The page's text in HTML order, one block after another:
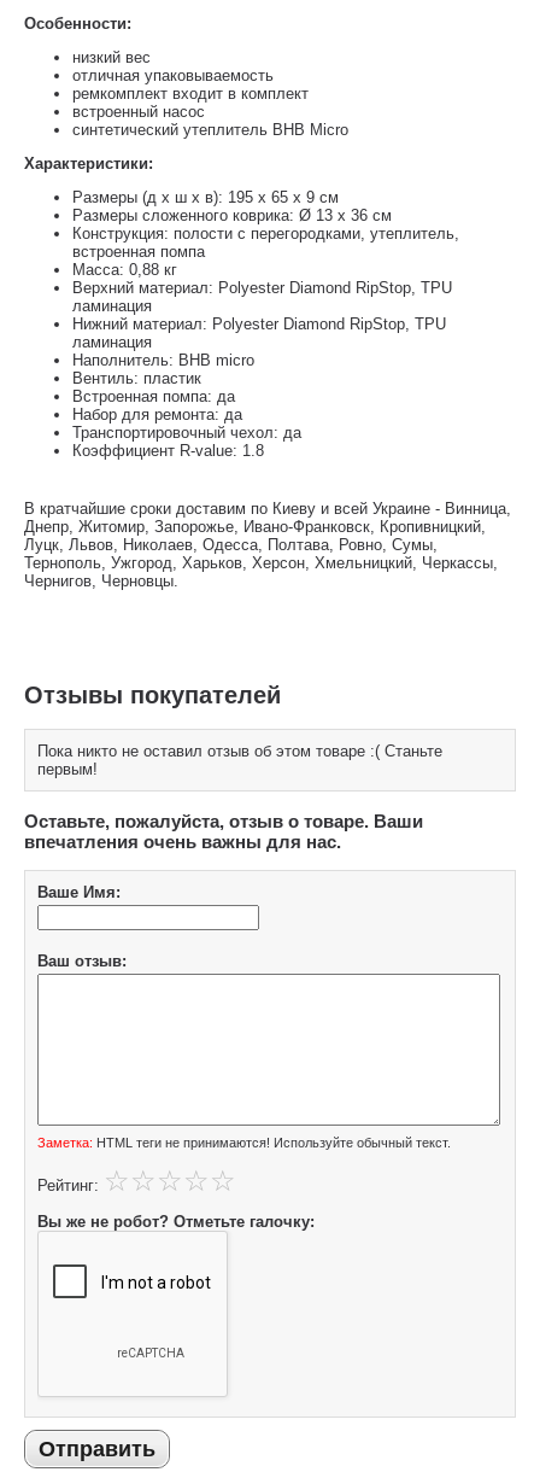
Особенности:
низкий вес
отличная упаковываемость
ремкомплект входит в комплект
встроенный насос
синтетический утеплитель BHB Micro
Характеристики:
Размеры (д x ш x в): 195 x 65 x 9 см
Размеры сложенного коврика: Ø 13 x 36 см
Конструкция: полости c перегородками, утеплитель,
встроенная помпа
Масса: 0,88 кг
Верхний материал: Polyester Diamond RipStop, TPU
ламинация
Нижний материал: Polyester Diamond RipStop, TPU
ламинация
Наполнитель: BHB micro
Вентиль: пластик
Встроенная помпа: да
Набор для ремонта: да
Транспортировочный чехол: да
Коэффициент R-value: 1.8
В кратчайшие сроки доставим по Киеву и всей Украине - Винница,
Днепр, Житомир, Запорожье, Ивано-Франковск, Кропивницкий,
Луцк, Львов, Николаев, Одесса, Полтава, Ровно, Сумы,
Тернополь, Ужгород, Харьков, Херсон, Хмельницкий, Черкассы,
Чернигов, Черновцы.
Отзывы покупателей
Пока никто не оставил отзыв об этом товаре :( Станьте
первым!
Оставьте, пожалуйста, отзыв о товаре. Ваши
впечатления очень важны для нас.
Ваше Имя:
Ваш отзыв:
Заметка: HTML теги не принимаются! Используйте обычный текст.
Рейтинг:
Вы же не робот? Отметьте галочку:
Отправить